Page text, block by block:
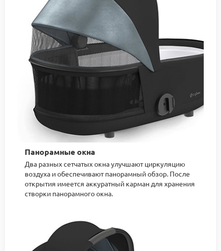
Панорамные окна
Два разных сетчатых окна улучшают циркуляцию
воздуха и обеспечивают панорамный обзор. После
открытия имеется аккуратный карман для хранения
створки панорамного окна.